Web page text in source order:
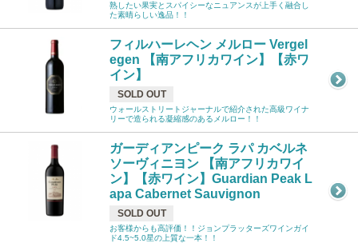
熟したい果実とスパイシーなニュアンスが上手く融合し
た素晴らしい逸品！！
フィルハーレヘン メルロー Vergel
egen 【南アフリカワイン】【赤ワ
イン】
SOLD OUT
ウォールストリートジャーナルで紹介された高級ワイナ
リーで造られる凝縮感のあるメルロー！！
ガーディアンピーク ラパ カベルネ
ソーヴィニヨン 【南アフリカワイ
ン】【赤ワイン】Guardian Peak L
apa Cabernet Sauvignon
SOLD OUT
お客様からも高評価！！ジョンプラッターズワインガイ
ド4.5~5.0星の上質な一本！！